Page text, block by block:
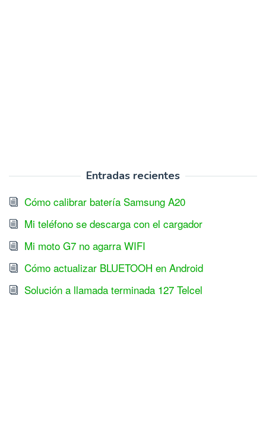
Entradas recientes
Cómo calibrar batería Samsung A20
Mi teléfono se descarga con el cargador
Mi moto G7 no agarra WIFI
Cómo actualizar BLUETOOH en Android
Solución a llamada terminada 127 Telcel